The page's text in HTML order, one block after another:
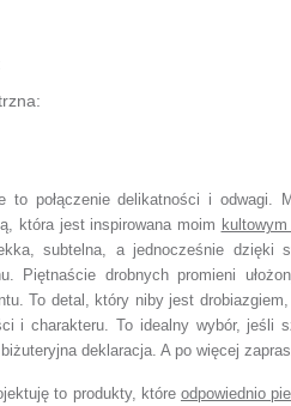
to połączenie delikatności i
która jest inspirowana moim
subtelna, a jednocześnie dzięki
Piętnaście drobnych promieni
To detal, który niby jest
i charakteru. To idealny wybór, jeśli
deklaracja. A po więcej
to produkty, które odpowiednio